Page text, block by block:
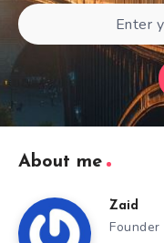
About me
Zaid